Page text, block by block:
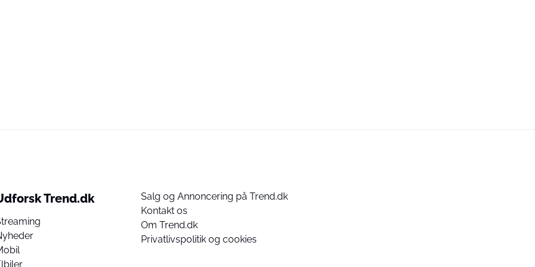
Trend.dk
Salg og Annoncering på Trend.dk
Kontakt os
Om Trend.dk
Privatlivspolitik og cookies